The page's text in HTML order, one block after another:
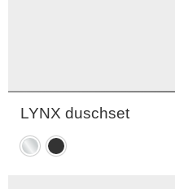
LYNX duschset
KromMattsvart